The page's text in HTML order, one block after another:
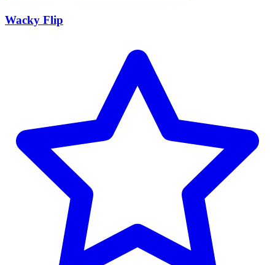
Wacky Flip